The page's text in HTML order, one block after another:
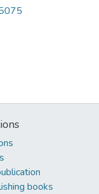
books